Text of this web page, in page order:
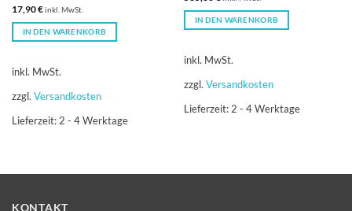
17,90€inkl. MwSt.
IN DEN WARENKORB
inkl. MwSt.
zzgl. Versandkosten
Lieferzeit:2 - 4 Werktage
IN DEN WARENKORB
inkl. MwSt.
zzgl. Versandkosten
Lieferzeit:2 - 4 Werktage
KONTAKT